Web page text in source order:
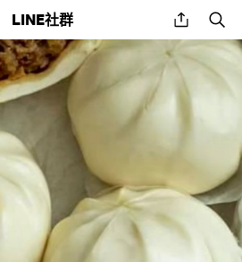
LINE社群 share